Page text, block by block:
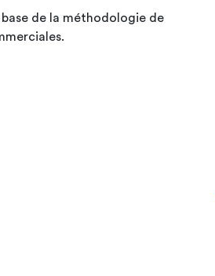
base de la méthodologie de